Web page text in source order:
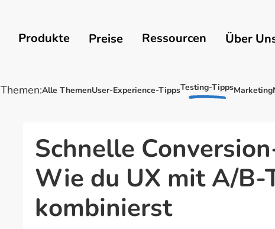
Produkte Preise Ressourcen Über
Themen:Alle ThemenUser-Experience-TippsTesting-TippsMarketing
Schnelle
Wie du UX mit A/B-
kombinierst